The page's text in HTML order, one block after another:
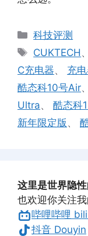
分
类
科技评测
标
签
CUKTECH 、
C充电器、 充
酷态科10号Air、
Ultra、 酷态科
新年限定版 、
这里是世界隐性
也欢迎你关注
哔哩哔哩
抖音 Douyin